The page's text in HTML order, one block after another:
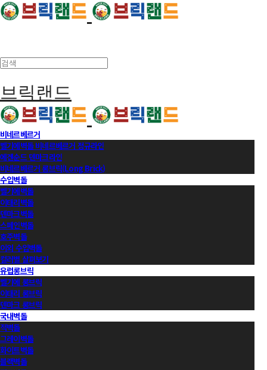
브릭랜드
비네르베르거
벨기에벽돌 비네르베르거 정규라인
에겐순드 덴마크라인
비네르베르거 롱브릭(Long Brick)
수입벽돌
벨기에벽돌
이태리벽돌
덴마크벽돌
스페인벽돌
호주벽돌
이외 수입벽돌
컬러별 살펴보기
유럽롱브릭
벨기에 롱브릭
이태리 롱브릭
덴마크 롱브릭
국내벽돌
적벽돌
그레이벽돌
화이트벽돌
블랙벽돌